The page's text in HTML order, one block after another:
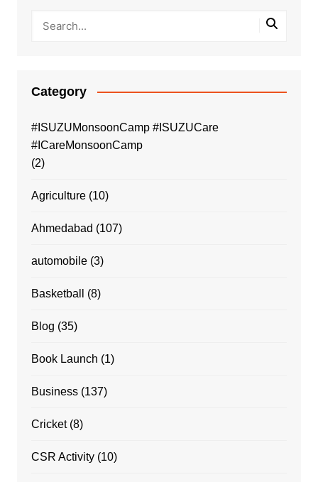
Category
#ISUZUMonsoonCamp #ISUZUCare
#ICareMonsoonCamp
(2)
Agriculture(10)
Ahmedabad (107)
automobile(3)
Basketball (8)
Blog (35)
Book Launch (1)
Business(137)
Cricket(8)
CSR Activity(10)